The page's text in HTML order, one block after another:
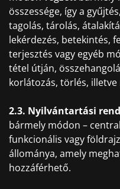
összessége, így a
tagolás, tárolás,
lekérdezés, betekintés,
terjesztés vagy egyéb
tétel útján,
korlátozás, törlés,
2.3. Nyilvántartási
bármely módon –
funkcionális vagy
állománya, amely
hozzáférhető.